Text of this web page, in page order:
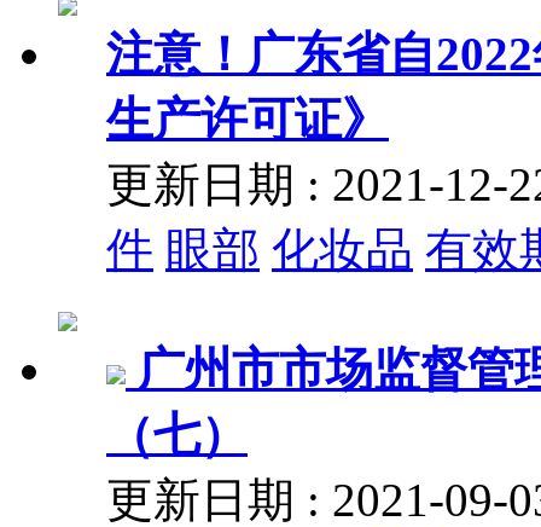
注意！广东省自
生产许可证》
更新日期 : 2021-12-
件 眼部 化妆品 有效
广州市市场监督管
（七）
更新日期 : 2021-09-